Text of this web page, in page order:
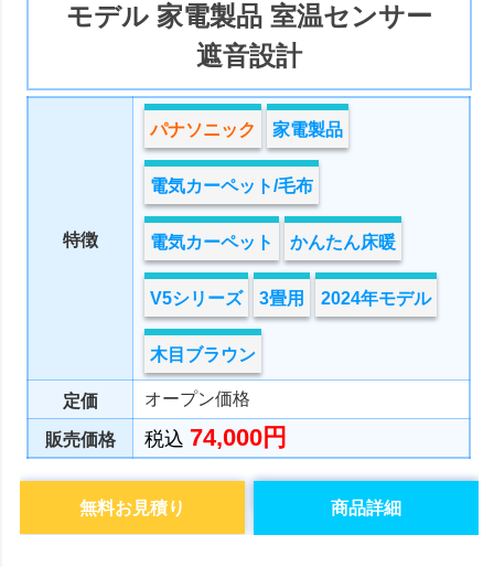
モデル 家電製品 室温センサー
遮音設計
特徴
パナソニック 家電製品
電気カーペット/毛布
電気カーペット かんたん床暖
V5シリーズ 3畳用 2024年モデル
木目ブラウン
定価 オープン価格
販売価格 税込 74,000円
商品詳細
無料お見積り